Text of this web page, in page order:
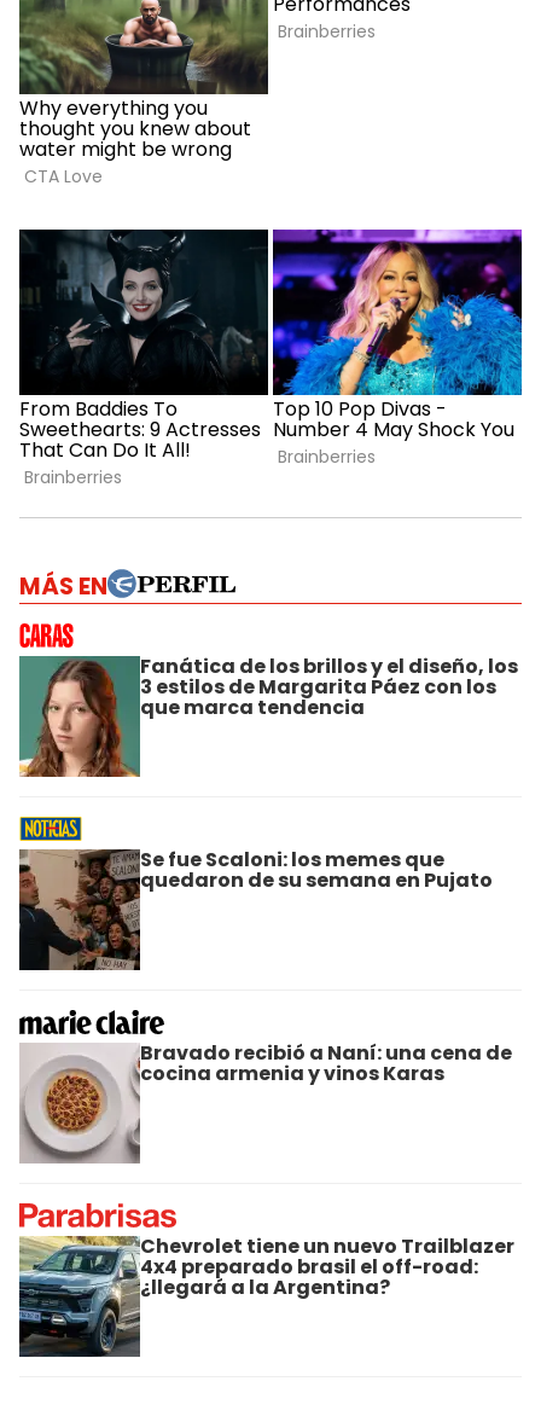
MÁS EN
Fanática de los brillos y el diseño, los
3 estilos de Margarita Páez con los
que marca tendencia
Se fue Scaloni: los memes que
quedaron de su semana en Pujato
Bravado recibió a Naní: una cena de
cocina armenia y vinos Karas
Chevrolet tiene un nuevo Trailblazer
4x4 preparado brasil el off-road:
¿llegará a la Argentina?